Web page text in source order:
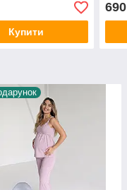
Купити
690